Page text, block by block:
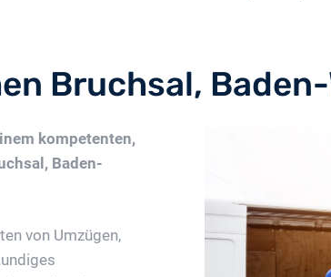
Bruchsal,
kompetenten,
Baden-
von Umzügen,